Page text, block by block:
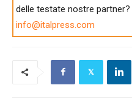
delle testate nostre
info@italpress.com